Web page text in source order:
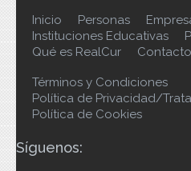
Inicio Personas
Instituciones Educativas
Qué es RealCur
Contacto
Términos y Condiciones
Política de Privacidad/
Política de Cookies
Síguenos: